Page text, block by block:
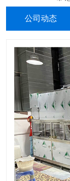
公司动态